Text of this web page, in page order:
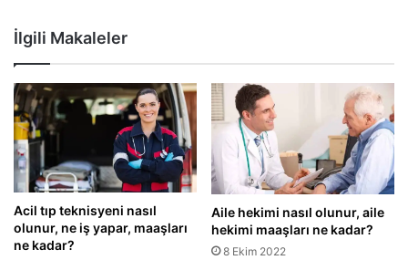
İlgili Makaleler
Acil tıp teknisyeni nasıl
olunur, ne iş yapar, maaşları
ne kadar?
Aile hekimi nasıl olunur, aile
hekimi maaşları ne kadar?
8 Ekim 2022